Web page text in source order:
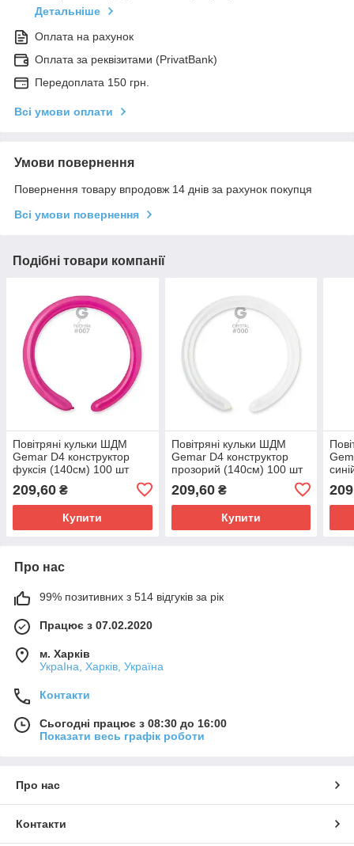
Детальніше
Оплата на рахунок
Оплата за реквізитами (PrivatBank)
Передоплата 150 грн.
Всі умови оплати
Умови повернення
Повернення товару впродовж 14 днів за рахунок покупця
Всі умови повернення
Подібні товари компанії
Повітряні кульки ШДМ
Gemar D4 конструктор
фуксія (140см) 100 шт
209,60 ₴
Купити
Повітряні кульки ШДМ
Gemar D4 конструктор
прозорий (140см) 100 шт
209,60₴
Купити
Про нас
99% позитивних з 514 відгуків за рік
Працює з 07.02.2020
м. Харків
УкраІна, Харків, Україна
Контакти
Сьогодні працює з 08:30 до 16:00
Показати весь графік роботи
Про нас
Контакти